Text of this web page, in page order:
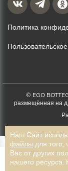
3 500 ₽
Политика
© EGO
размещённая на
Наш Сайт
файлы для того,
Вас от других
нашего ресурса.